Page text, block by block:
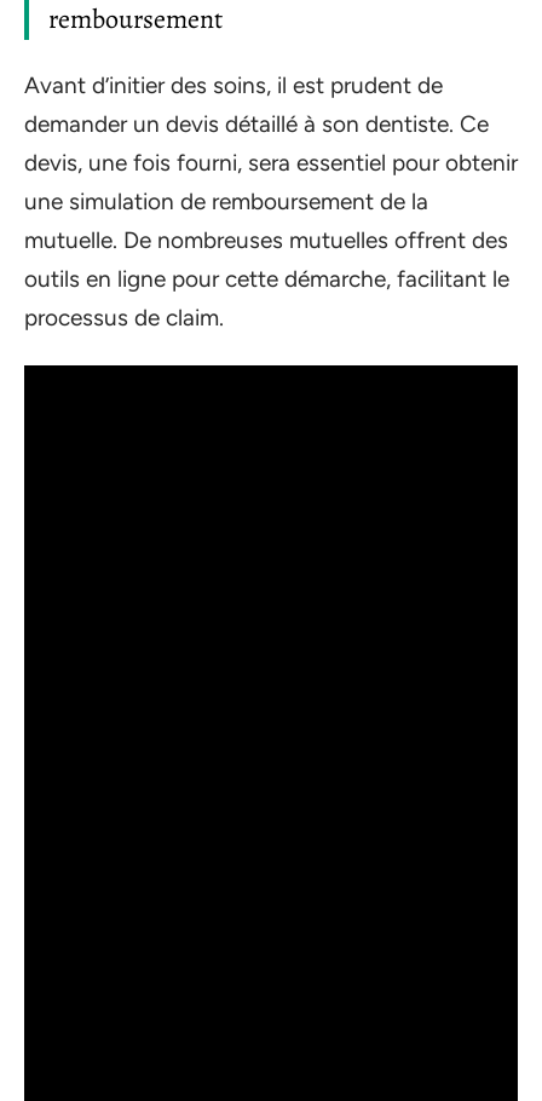
remboursement
Avant d’initier des soins, il est prudent de
demander un devis détaillé à son dentiste. Ce
devis, une fois fourni, sera essentiel pour obtenir
une simulation de remboursement de la
mutuelle. De nombreuses mutuelles offrent des
outils en ligne pour cette démarche, facilitant le
processus de claim.